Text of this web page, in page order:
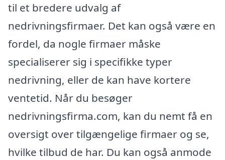
til et bredere udvalg af
nedrivningsfirmaer. Det kan også være en
fordel, da nogle firmaer måske
specialiserer sig i specifikke typer
nedrivning, eller de kan have kortere
ventetid. Når du besøger
nedrivningsfirma.com, kan du nemt få en
oversigt over tilgængelige firmaer og se,
hvilke tilbud de har. Du kan også anmode